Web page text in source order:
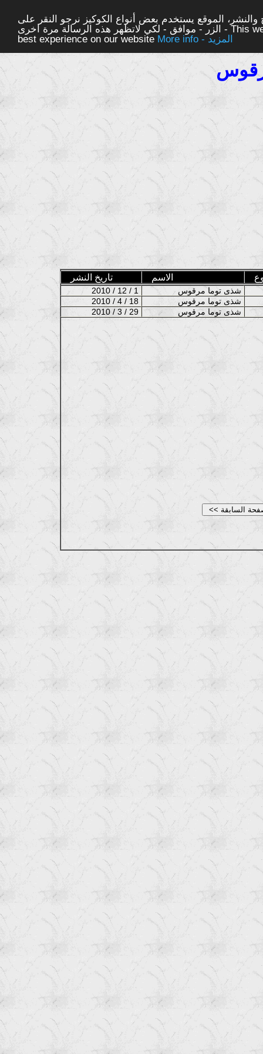
الموقع يستخدم بعض أنواع الكوكيز نرجو النقر على
الزر - موافق - لكي لاتظهر هذه الرسالة مرة اخرى - This website uses cookies to ensure you get the
best experience on our website
More info - المزيد
تاريخ النشر الاسم
2010 / 12 / 1
شذى توما مرقوس
2010 / 4 / 18
2010 / 3 / 29